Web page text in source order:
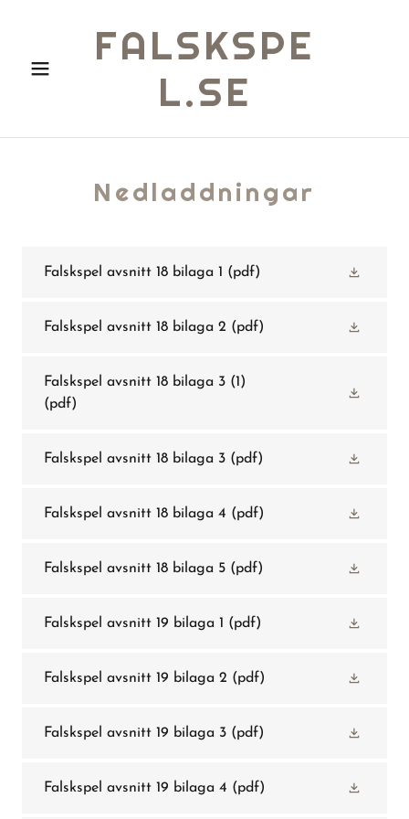
FALSKSPE
L.SE
Nedladdningar
Falskspel avsnitt 18 bilaga 1 (pdf)
Falskspel avsnitt 18 bilaga 2 (pdf)
Falskspel avsnitt 18 bilaga 3 (1)
(pdf)
Falskspel avsnitt 18 bilaga 3 (pdf)
Falskspel avsnitt 18 bilaga 4 (pdf)
Falskspel avsnitt 18 bilaga 5 (pdf)
Falskspel avsnitt 19 bilaga 1 (pdf)
Falskspel avsnitt 19 bilaga 2 (pdf)
Falskspel avsnitt 19 bilaga 3 (pdf)
Falskspel avsnitt 19 bilaga 4 (pdf)